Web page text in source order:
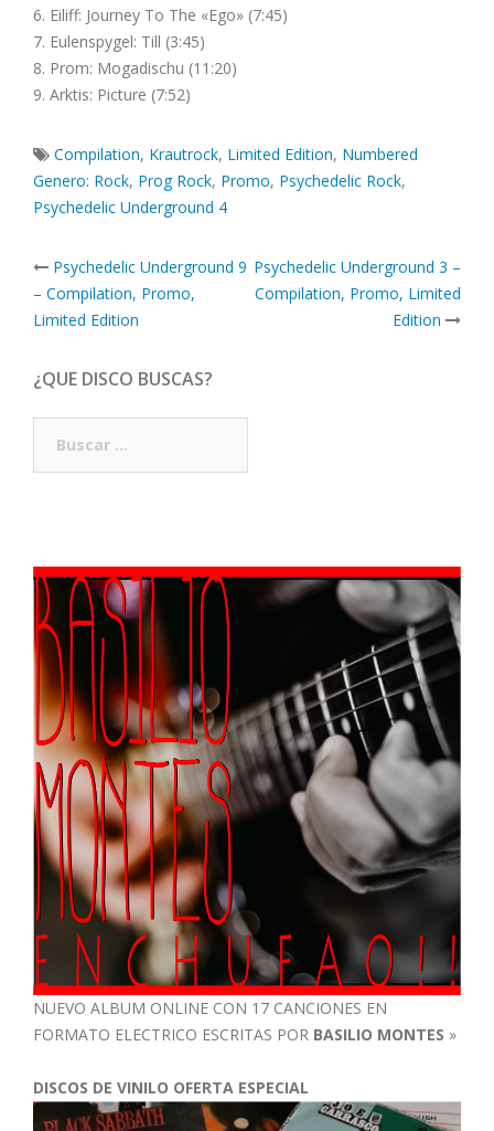
6. Eiliff: Journey To The «Ego» (7:45)
7. Eulenspygel: Till (3:45)
8. Prom: Mogadischu (11:20)
9. Arktis: Picture (7:52)
Compilation, Krautrock, Limited Edition, Numbered
Genero: Rock, Prog Rock, Promo, Psychedelic Rock,
Psychedelic Underground 4
Post
navigation
Psychedelic Underground 9
– Compilation, Promo,
Limited Edition
Psychedelic Underground 3 –
Compilation, Promo, Limited
Edition
¿QUE DISCO BUSCAS?
NUEVO ALBUM ONLINE CON 17 CANCIONES EN
FORMATO ELECTRICO ESCRITAS POR BASILIO MONTES »
DISCOS DE VINILO OFERTA ESPECIAL